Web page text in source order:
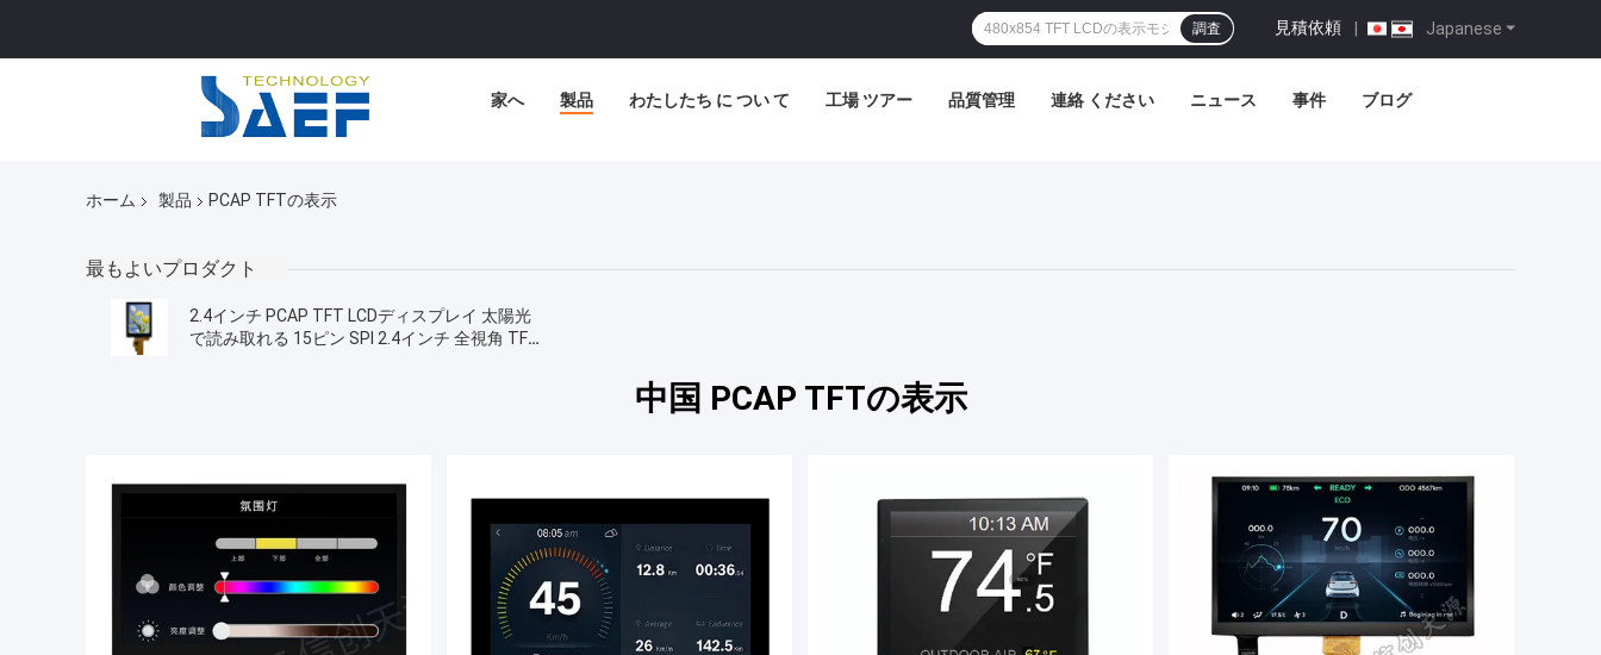
Japanese
見積依頼 |
調査
家へ 製品 わたしたち に つい て 工場 ツアー 品質管理 連絡 ください ニュース 事件 ブログ
ホーム 製品 PCAP TFTの表示
最もよいプロダクト
2.4インチ PCAP TFT LCDディスプレイ 太陽光
で読み取れる 15ピン SPI 2.4インチ 全視角 TFT
中国 PCAP TFTの表示